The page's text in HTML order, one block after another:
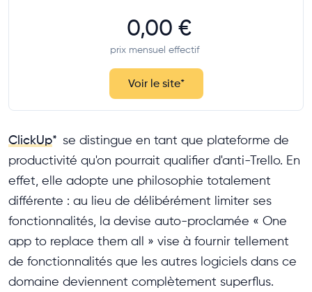
0,00 €
prix mensuel effectif
Voir le site*
ClickUp* se distingue en tant que plateforme de
productivité qu'on pourrait qualifier d'anti-Trello. En
effet, elle adopte une philosophie totalement
différente : au lieu de délibérément limiter ses
fonctionnalités, la devise auto-proclamée « One
app to replace them all » vise à fournir tellement
de fonctionnalités que les autres logiciels dans ce
domaine deviennent complètement superflus.